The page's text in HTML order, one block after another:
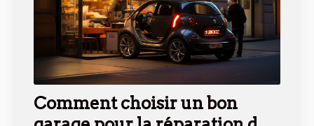
Comment choisir un bon